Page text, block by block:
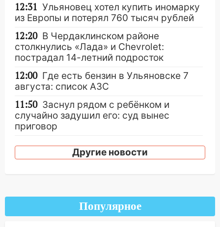
12:31 Ульяновец хотел купить иномарку
из Европы и потерял 760 тысяч рублей
12:20 В Чердаклинском районе
столкнулись «Лада» и Chevrolet:
пострадал 14-летний подросток
12:00 Где есть бензин в Ульяновске 7
августа: список АЗС
11:50 Заснул рядом с ребёнком и
случайно задушил его: суд вынес
приговор
11:38 В Ленинском районе пожар
полностью уничтожил дачный дом и
ЕГЭ с 2027 года
В Ульяновске ИИ будет выявлять
Другие новости
Популярное